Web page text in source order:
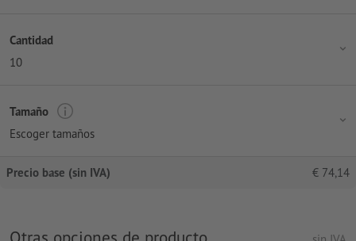
Cantidad
10
Tamaño
Escoger tamaños
Precio base (sin IVA) € 74,14